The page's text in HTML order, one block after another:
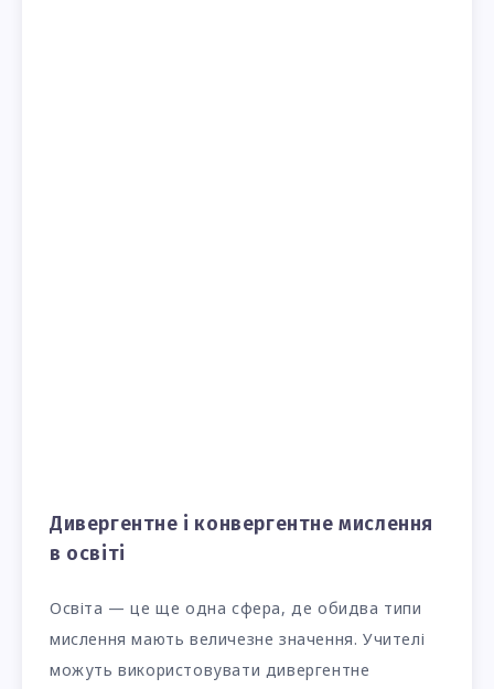
Дивергентне і конвергентне мислення
в освіті
Освіта — це ще одна сфера, де обидва типи
мислення мають величезне значення. Учителі
можуть використовувати дивергентне